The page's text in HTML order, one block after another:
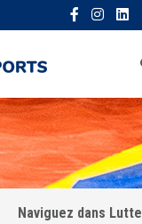
Naviguez dans Lutte